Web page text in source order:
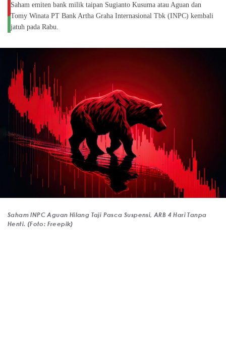
Saham emiten bank milik taipan Sugianto Kusuma atau Aguan dan
Tomy Winata PT Bank Artha Graha Internasional Tbk (INPC) kembali
jatuh pada Rabu.
Saham INPC Aguan Hilang Taji Pasca Suspensi, ARB 4 Hari Tanpa
Henti. (Foto: Freepik)